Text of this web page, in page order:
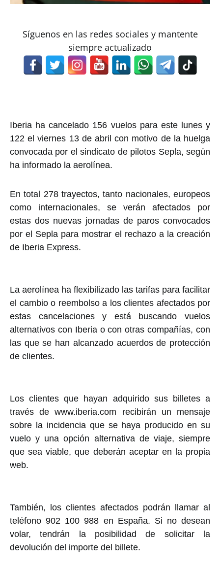
Síguenos en las redes sociales y mantente
siempre actualizado
Iberia ha cancelado 156 vuelos para este lunes y
122 el viernes 13 de abril con motivo de la huelga
convocada por el sindicato de pilotos Sepla, según
ha informado la aerolínea.
En total 278 trayectos, tanto nacionales, europeos
como internacionales, se verán afectados por
estas dos nuevas jornadas de paros convocados
por el Sepla para mostrar el rechazo a la creación
de Iberia Express.
La aerolínea ha flexibilizado las tarifas para facilitar
el cambio o reembolso a los clientes afectados por
estas cancelaciones y está buscando vuelos
alternativos con Iberia o con otras compañías, con
las que se han alcanzado acuerdos de protección
de clientes.
Los clientes que hayan adquirido sus billetes a
través de www.iberia.com recibirán un mensaje
sobre la incidencia que se haya producido en su
vuelo y una opción alternativa de viaje, siempre
que sea viable, que deberán aceptar en la propia
web.
También, los clientes afectados podrán llamar al
teléfono 902 100 988 en España. Si no desean
volar, tendrán la posibilidad de solicitar la
devolución del importe del billete.